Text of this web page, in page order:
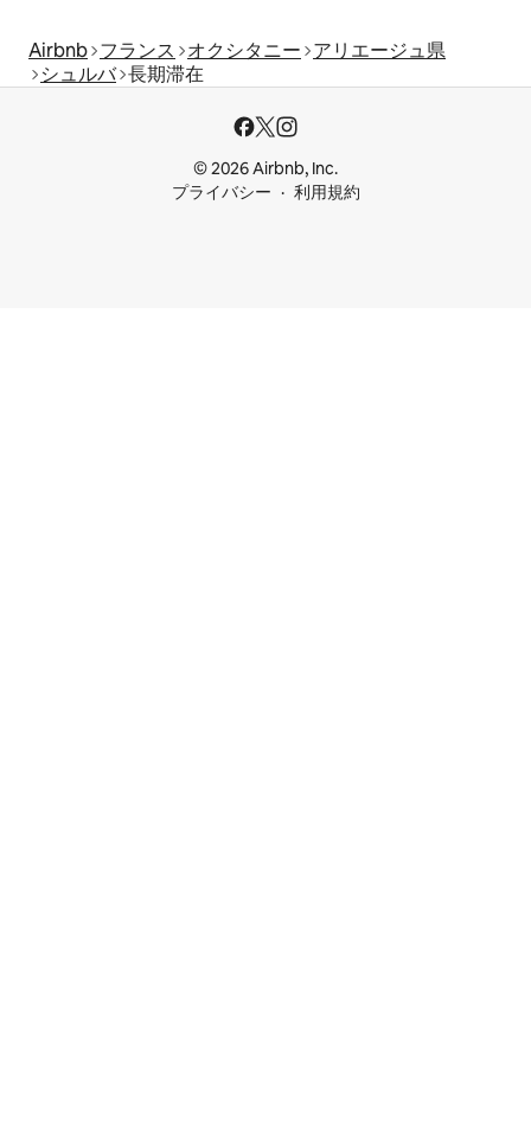
Airbnb フランス オクシタニー アリエージュ県
シュルバ 長期滞在
© 2026 Airbnb, Inc.
プライバシー
利用規約